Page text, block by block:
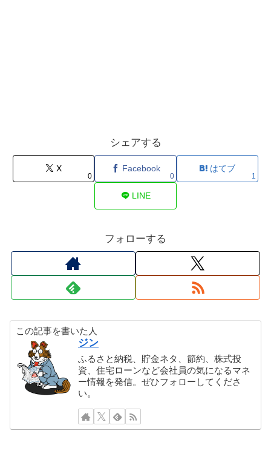
シェアする
X
0
Facebook
0
はてブ
1
LINE
フォローする
この記事を書いた人
ジン
ふるさと納税、貯金ネタ、節約、株式投
資、住宅ローンなど会社員の気になるマネ
ー情報を発信。ぜひフォローしてくださ
い。